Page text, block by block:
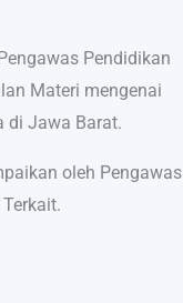
Pendidikan
Materi mengenai
di Jawa Barat.
oleh Pengawas